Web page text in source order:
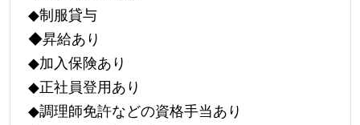
◆制服貸与
◆昇給あり
◆加入保険あり
◆正社員登用あり
◆調理師免許などの資格手当あり